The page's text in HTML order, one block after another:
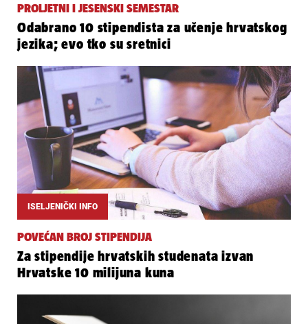
PROLJETNI I JESENSKI SEMESTAR
Odabrano 10 stipendista za učenje hrvatskog
jezika; evo tko su sretnici
ISELJENIČKI INFO
POVEĆAN BROJ STIPENDIJA
Za stipendije hrvatskih studenata izvan
Hrvatske 10 milijuna kuna